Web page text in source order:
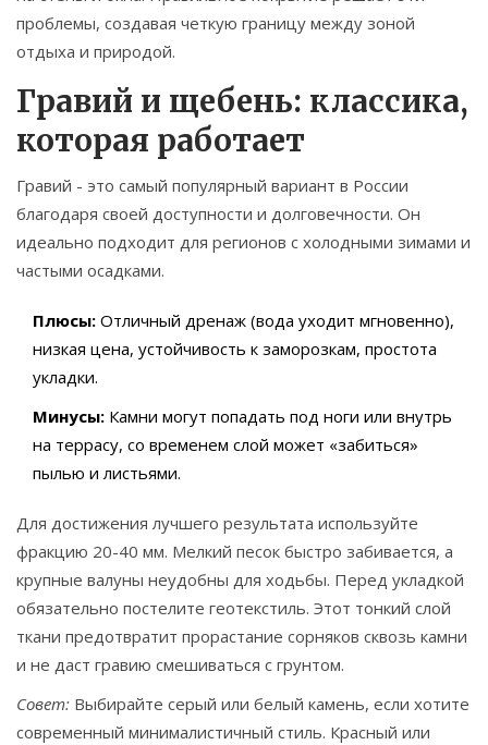
проблемы, создавая четкую границу между зоной
отдыха и природой.
Гравий и щебень: классика,
которая работает
Гравий - это самый популярный вариант в России
благодаря своей доступности и долговечности. Он
идеально подходит для регионов с холодными зимами и
частыми осадками.
Плюсы: Отличный дренаж (вода уходит мгновенно),
низкая цена, устойчивость к заморозкам, простота
укладки.
Минусы: Камни могут попадать под ноги или внутрь
на террасу, со временем слой может «забиться»
пылью и листьями.
Для достижения лучшего результата используйте
фракцию 20-40 мм. Мелкий песок быстро забивается, а
крупные валуны неудобны для ходьбы. Перед укладкой
обязательно постелите геотекстиль. Этот тонкий слой
ткани предотвратит прорастание сорняков сквозь камни
и не даст гравию смешиваться с грунтом.
Совет: Выбирайте серый или белый камень, если хотите
современный минималистичный стиль. Красный или